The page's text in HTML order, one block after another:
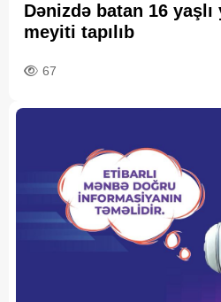
Dənizdə batan 16
meyiti tapılıb
67